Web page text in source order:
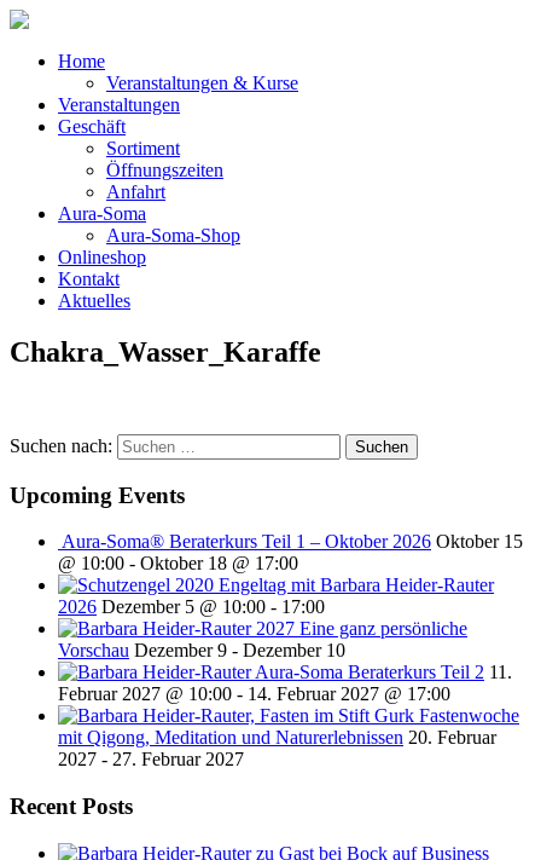
Home
Veranstaltungen & Kurse
Veranstaltungen
Geschäft
Sortiment
Öffnungszeiten
Anfahrt
Aura-Soma
Aura-Soma-Shop
Onlineshop
Kontakt
Aktuelles
Chakra_Wasser_Karaffe
Suchen nach:
Upcoming Events
Aura-Soma® Beraterkurs Teil 1 – Oktober 2026 Oktober 15
@ 10:00 - Oktober 18 @ 17:00
Engeltag mit Barbara Heider-Rauter
2026 Dezember 5 @ 10:00 - 17:00
2027 Eine ganz persönliche
Vorschau Dezember 9 - Dezember 10
Aura-Soma Beraterkurs Teil 2 11.
Februar 2027 @ 10:00 - 14. Februar 2027 @ 17:00
Fastenwoche
mit Qigong, Meditation und Naturerlebnissen 20. Februar
2027 - 27. Februar 2027
Recent Posts